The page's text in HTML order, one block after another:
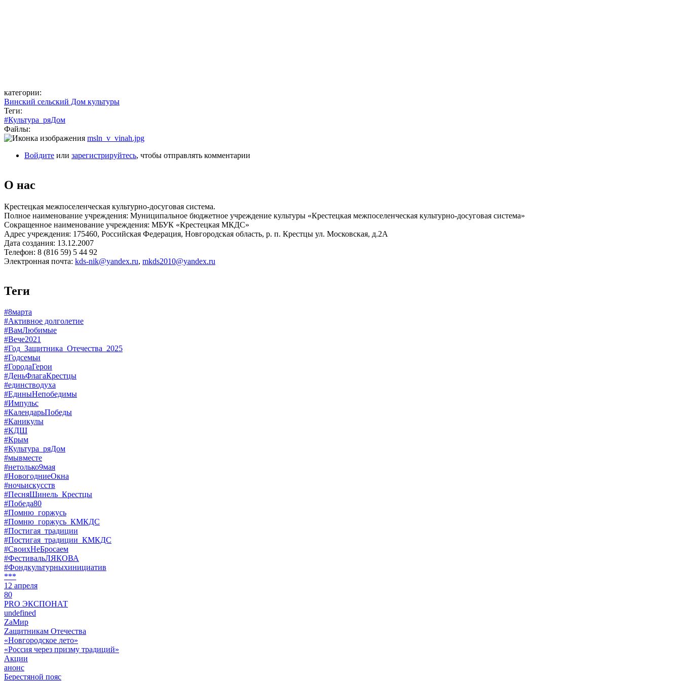
категории:
Винский сельский Дом культуры
Теги:
#Культура_ряДом
Файлы:
msln_v_vinah.jpg
Войдите или зарегистрируйтесь, чтобы отправлять комментарии
О нас
Крестецкая межпоселенческая культурно-досуговая система.
Полное наименование учреждения: Муниципальное бюджетное учреждение культуры «Крестецкая межпоселенческая культурно-досуговая система»
Сокращенное наименование учреждения: МБУК «Крестецкая МКДС»
Адрес учреждения: 175460, Российская Федерация, Новгородская область, р. п. Крестцы ул. Московская, д.2А
Дата создания: 13.12.2007
Телефон: 8 (816 59) 5 44 92
Электронная почта: kds-nik@yandex.ru, mkds2010@yandex.ru
Теги
#8марта
#Активное долголетие
#ВамЛюбимые
#Вече2021
#Год_Защитника_Отечества_2025
#Годсемьи
#ГородаГерои
#ДеньФлагаКрестцы
#единстводуха
#ЕдиныНепобедимы
#Импульс
#КалендарьПобеды
#Каникулы
#КДШ
#Крым
#Культура_ряДом
#мывместе
#нетолько9мая
#НовогодниеОкна
#ночьискусств
#ПесняШинель_Крестцы
#Победа80
#Помню_горжусь
#Помню_горжусь_КМКДС
#Постигая_традиции
#Постигая_традиции_КМКДС
#СвоихНеБросаем
#ФестивальЛЯКОВА
#Фондкультурныхинициатив
***
12 апреля
80
PRO ЭКСПОНАТ
undefined
ZaМир
Zащитникам Отечества
«Новгородское лето»
«Россия через призму традиций»
Акции
анонс
Берестяной пояс